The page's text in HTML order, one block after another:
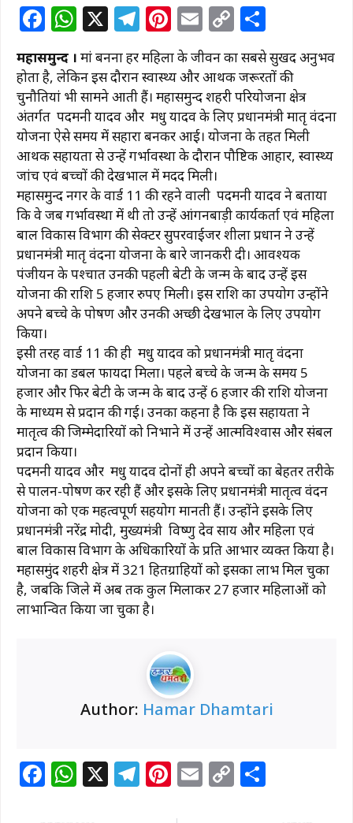
F
c
e
b
o
o
k
W
h
at
s
A
p
p
X T
el
e
g
ra
m
Pi
n
te
re
st
E
m
ai
l
C
p
y
Li
n
k
ar
e
महासमुन्द । मां बनना हर महिला के जीवन का सबसे सुखद अनुभव
होता है, लेकिन इस दौरान स्वास्थ्य और आर्थिक जरूरतों की
चुनौतियां भी सामने आती हैं। महासमुन्द शहरी परियोजना क्षेत्र
अंतर्गत पदमनी यादव और मधु यादव के लिए प्रधानमंत्री मातृ वंदना
योजना ऐसे समय में सहारा बनकर आई। योजना के तहत मिली
आर्थिक सहायता से उन्हें गर्भावस्था के दौरान पौष्टिक आहार, स्वास्थ्य
जांच एवं बच्चों की देखभाल में मदद मिली।
महासमुन्द नगर के वार्ड 11 की रहने वाली पदमनी यादव ने बताया
कि वे जब गर्भावस्था में थी तो उन्हें आंगनबाड़ी कार्यकर्ता एवं महिला
बाल विकास विभाग की सेक्टर सुपरवाईजर शीला प्रधान ने उन्हें
प्रधानमंत्री मातृ वंदना योजना के बारे जानकरी दी। आवश्यक
पंजीयन के पश्चात उनकी पहली बेटी के जन्म के बाद उन्हें इस
योजना की राशि 5 हजार रुपए मिली। इस राशि का उपयोग उन्होंने
अपने बच्चे के पोषण और उनकी अच्छी देखभाल के लिए उपयोग
किया।
इसी तरह वार्ड 11 की ही मधु यादव को प्रधानमंत्री मातृ वंदना
योजना का डबल फायदा मिला। पहले बच्चे के जन्म के समय 5
हजार और फिर बेटी के जन्म के बाद उन्हें 6 हजार की राशि योजना
के माध्यम से प्रदान की गई। उनका कहना है कि इस सहायता ने
मातृत्व की जिम्मेदारियों को निभाने में उन्हें आत्मविश्वास और संबल
प्रदान किया।
पदमनी यादव और मधु यादव दोनों ही अपने बच्चों का बेहतर तरीके
से पालन-पोषण कर रही हैं और इसके लिए प्रधानमंत्री मातृत्व वंदन
योजना को एक महत्वपूर्ण सहयोग मानती हैं। उन्होंने इसके लिए
प्रधानमंत्री नरेंद्र मोदी, मुख्यमंत्री विष्णु देव साय और महिला एवं
बाल विकास विभाग के अधिकारियों के प्रति आभार व्यक्त किया है।
महासमुंद शहरी क्षेत्र में 321 हितग्राहियों को इसका लाभ मिल चुका
है, जबकि जिले में अब तक कुल मिलाकर 27 हजार महिलाओं को
लाभान्वित किया जा चुका है।
Author: Hamar Dhamtari
F W X T Pi E C